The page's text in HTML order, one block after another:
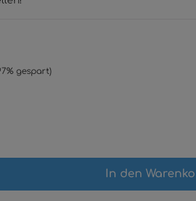
gespart)
gewünschten
In den